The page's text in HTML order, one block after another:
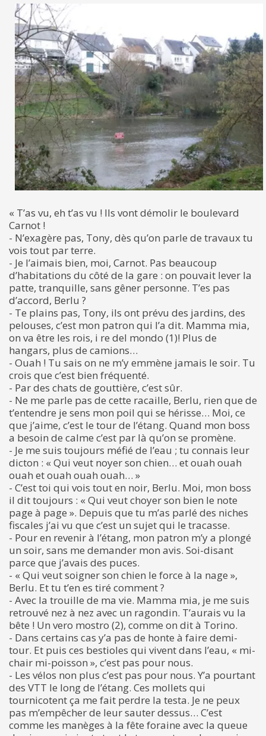
« T’as vu, eh t’as vu ! Ils vont démolir le boulevard
Carnot !
- N’exagère pas, Tony, dès qu’on parle de travaux tu
vois tout par terre.
- Je l’aimais bien, moi, Carnot. Pas beaucoup
d’habitations du côté de la gare : on pouvait lever la
patte, tranquille, sans gêner personne. T’es pas
d’accord, Berlu ?
- Te plains pas, Tony, ils ont prévu des jardins, des
pelouses, c’est mon patron qui l’a dit. Mamma mia,
on va être les rois, i re del mondo (1)! Plus de
hangars, plus de camions…
- Ouah ! Tu sais on ne m’y emmène jamais le soir. Tu
crois que c’est bien fréquenté.
- Par des chats de gouttière, c’est sûr.
- Ne me parle pas de cette racaille, Berlu, rien que de
t’entendre je sens mon poil qui se hérisse… Moi, ce
que j’aime, c’est le tour de l’étang. Quand mon boss
a besoin de calme c’est par là qu’on se promène.
- Je me suis toujours méfié de l’eau ; tu connais leur
dicton : « Qui veut noyer son chien… et ouah ouah
ouah et ouah ouah ouah… »
- C’est toi qui vois tout en noir, Berlu. Moi, mon boss
il dit toujours : « Qui veut choyer son bien le note
page à page ». Depuis que tu m’as parlé des niches
fiscales j’ai vu que c’est un sujet qui le tracasse.
- Pour en revenir à l’étang, mon patron m’y a plongé
un soir, sans me demander mon avis. Soi-disant
parce que j’avais des puces.
- « Qui veut soigner son chien le force à la nage »,
Berlu. Et tu t’en es tiré comment ?
- Avec la trouille de ma vie. Mamma mia, je me suis
retrouvé nez à nez avec un ragondin. T’aurais vu la
bête ! Un vero mostro (2), comme on dit à Torino.
- Dans certains cas y’a pas de honte à faire demi-
tour. Et puis ces bestioles qui vivent dans l’eau, « mi-
chair mi-poisson », c’est pas pour nous.
- Les vélos non plus c’est pas pour nous. Y’a pourtant
des VTT le long de l’étang. Ces mollets qui
tournicotent ça me fait perdre la testa. Je ne peux
pas m’empêcher de leur sauter dessus… C’est
comme les manèges à la fête foraine avec la queue